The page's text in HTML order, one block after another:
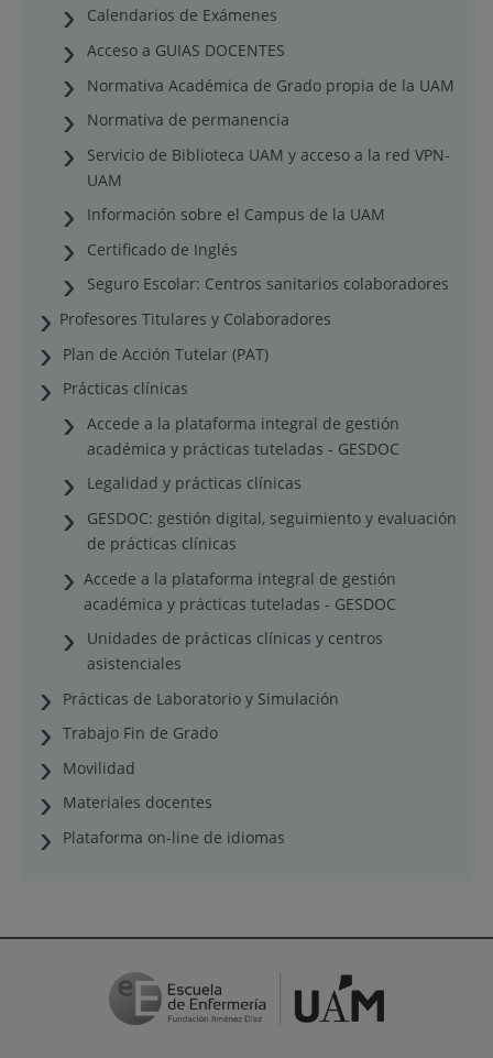
Calendarios de Exámenes
Acceso a GUIAS DOCENTES
Normativa Académica de Grado propia de la UAM
Normativa de permanencia
Servicio de Biblioteca UAM y acceso a la red VPN-
UAM
Información sobre el Campus de la UAM
Certificado de Inglés
Seguro Escolar: Centros sanitarios colaboradores
Profesores Titulares y Colaboradores
Plan de Acción Tutelar (PAT)
Prácticas clínicas
Accede a la plataforma integral de gestión
académica y prácticas tuteladas - GESDOC
Legalidad y prácticas clínicas
GESDOC: gestión digital, seguimiento y evaluación
de prácticas clínicas
Accede a la plataforma integral de gestión
académica y prácticas tuteladas - GESDOC
Unidades de prácticas clínicas y centros
asistenciales
Prácticas de Laboratorio y Simulación
Trabajo Fin de Grado
Movilidad
Materiales docentes
Plataforma on-line de idiomas